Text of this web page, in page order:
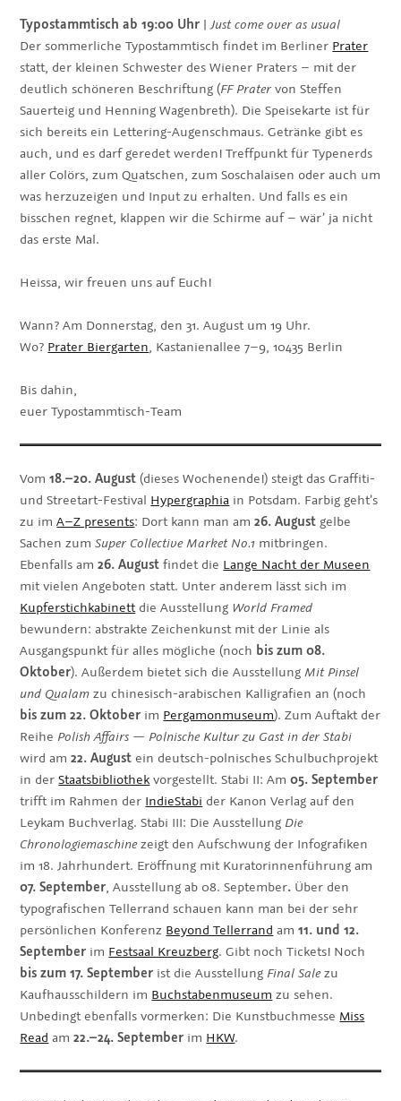
Typostammtisch ab 19:00 Uhr |Just come over as usual
Der sommerliche Typostammtisch findet im Berliner Prater
statt, der kleinen Schwester des Wiener Praters – mit der
deutlich schöneren Beschriftung (FF Pratervon Steffen
Sauerteig und Henning Wagenbreth). Die Speisekarte ist für
sich bereits ein Lettering-Augenschmaus. Getränke gibt es
auch, und es darf geredet werden! Treffpunkt für Typenerds
aller Colörs, zum Quatschen, zum Soschalaisen oder auch um
was herzuzeigen und Input zu erhalten. Und falls es ein
bisschen regnet, klappen wir die Schirme auf – wär’ ja nicht
das erste Mal.
Heissa, wir freuen uns auf Euch!
Wann? Am Donnerstag, den 31. August um 19 Uhr.
Wo? Prater Biergarten, Kastanienallee 7–9, 10435 Berlin
Bis dahin,
euer Typostammtisch-Team
Vom18.–20. August (dieses Wochenende!) steigt das Graffiti-
und Streetart-Festival Hypergraphia in Potsdam. Farbig geht’s
zu imA–Z presents: Dort kann man am26. August gelbe
Sachen zumSuper Collective Market No.1 mitbringen.
Ebenfalls am26. August findet die Lange Nacht der Museen
mit vielen Angeboten statt. Unter anderem lässt sich im
Kupferstichkabinettdie Ausstellung World Framed
bewundern: abstrakte Zeichenkunst mit der Linie als
Ausgangspunkt für alles mögliche (noch bis zum 08.
Oktober). Außerdem bietet sich die AusstellungMit Pinsel
und Qualam zu chinesisch-arabischen Kalligrafien an (noch
bis zum 22. Oktober im Pergamonmuseum). Zum Auftakt der
Reihe Polish Affairs — Polnische Kultur zu Gast in der Stabi
wird am22. August ein deutsch-polnisches Schulbuchprojekt
in derStaatsbibliothekvorgestellt. Stabi II: Am05. September
trifft im Rahmen der IndieStabi der Kanon Verlag auf den
Leykam Buchverlag. Stabi III: Die Ausstellung Die
Chronologiemaschinezeigt den Aufschwung der Infografiken
im 18. Jahrhundert. Eröffnung mit Kuratorinnenführung am
07. September, Ausstellung ab 08. September. Über den
typografischen Tellerrand schauen kann man bei der sehr
persönlichen Konferenz Beyond Tellerrand am11. und 12.
September im Festsaal Kreuzberg. Gibt noch Tickets! Noch
bis zum 17. September ist die Ausstellung Final Sale zu
Kaufhausschildern im Buchstabenmuseum zu sehen.
Unbedingt ebenfalls vormerken: Die Kunstbuchmesse Miss
Read am22.–24. September im HKW.